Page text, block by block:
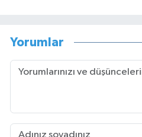
Yorumlar